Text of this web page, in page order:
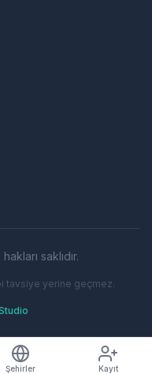
saklıdır.
tavsiye yerine geçmez.
Şehirler Kayıt